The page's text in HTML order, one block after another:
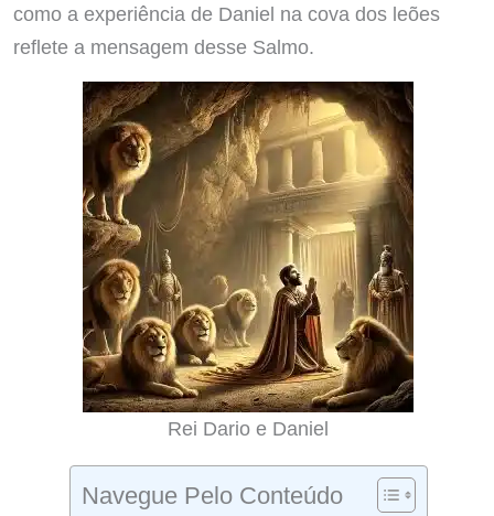
como a experiência de Daniel na cova dos leões
reflete a mensagem desse Salmo.
Rei Dario e Daniel
Navegue Pelo Conteúdo